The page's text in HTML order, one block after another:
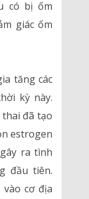
có bị ốm
giác ốm
tăng các
kỳ này.
đã tạo
estrogen
ra tình
đầu tiên.
cơ địa